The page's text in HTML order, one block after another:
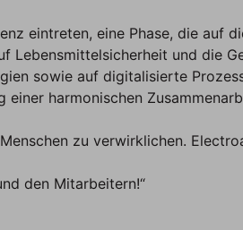
eintreten, eine Phase, die auf
und die
sowie auf digitalisierte
harmonischen
zu verwirklichen.
den Mitarbeitern!“